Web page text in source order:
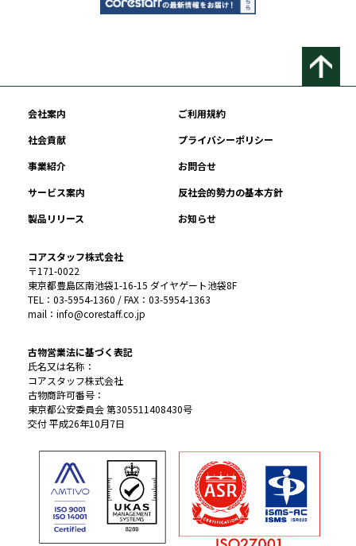
会社案内
ご利用規約
社会貢献
プライバシーポリシー
事業紹介
お問合せ
サービス案内
反社会的勢力の基本方針
製品リリース
お知らせ
コアスタッフ株式会社
〒171-0022
東京都豊島区南池袋1-16-15 ダイヤゲート池袋8F
TEL：03-5954-1360 / FAX：03-5954-1363
mail：info@corestaff.co.jp
古物営業法に基づく表記
氏名又は名称：
コアスタッフ株式会社
古物商許可番号：
東京都公安委員会 第305511408430号
交付 平成26年10月7日